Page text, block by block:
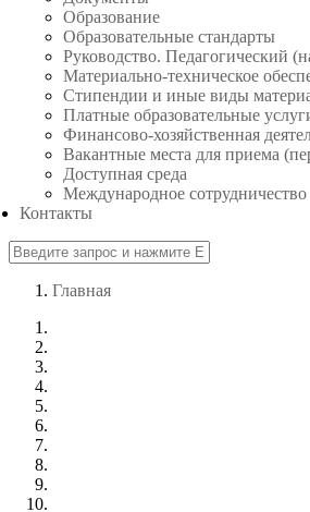
Образование
Образовательные стандарты
Руководство. Педагогический
Материально-техническое
Стипендии и иные виды
Платные образовательные
Финансово-хозяйственная
Вакантные места для приема
Доступная среда
Международное сотрудничество
Контакты
Главная